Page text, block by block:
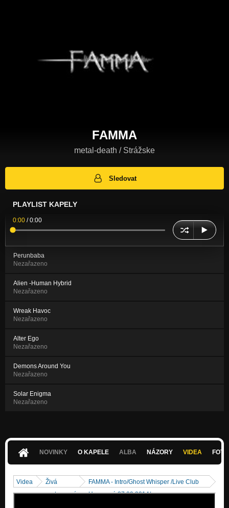
FAMMA
metal-death / Strážske
Sledovat
PLAYLIST KAPELY
0:00 /0:00
Perunbaba
Nezařazeno
Alien -Human Hybrid
Nezařazeno
Wreak Havoc
Nezařazeno
Alter Ego
Nezařazeno
Demons Around You
Nezařazeno
Solar Enigma
Nezařazeno
NOVINKY O KAPELE ALBA NÁZORY VIDEA
Videa
Živá
vystoupení
FAMMA - Intro/Ghost Whisper /Live Club
Humenné 27.09.2014/